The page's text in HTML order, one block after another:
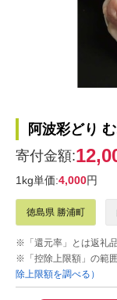
阿波彩どり
寄付金額:
1kg単価:4,000円
徳島県 勝浦町
※「還元率」とは返礼
※「控除上限額」の範
除上限額を調べる）